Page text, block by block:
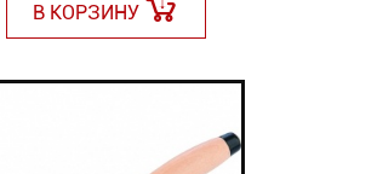
В КОРЗИНУ